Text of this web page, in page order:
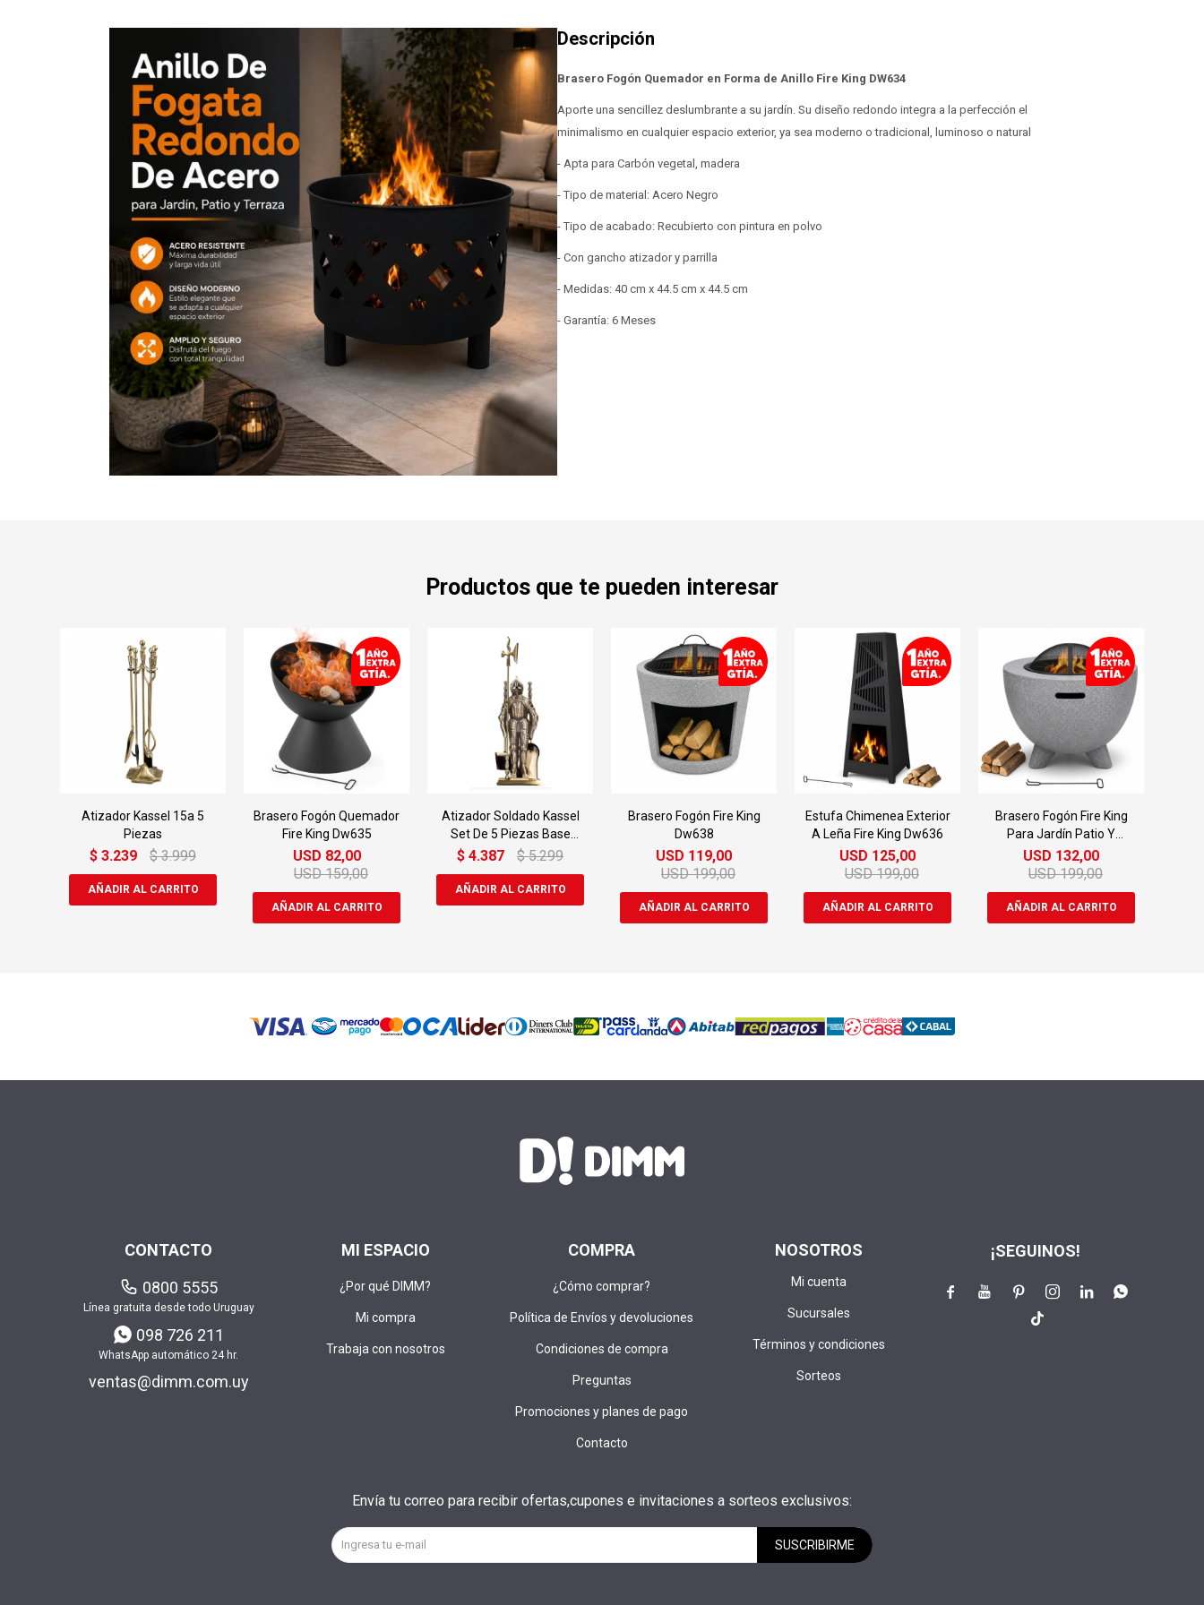
Brasero Fogón Quemador en Forma de Anillo Fire King DW634
Aporte una sencillez deslumbrante a su jardín. Su diseño redondo integra a la perfección el
minimalismo en cualquier espacio exterior, ya sea moderno o tradicional, luminoso o natural
- Apta para Carbón vegetal, madera
- Tipo de material: Acero Negro
- Tipo de acabado: Recubierto con pintura en polvo
- Con gancho atizador y parrilla
- Medidas: 40 cm x 44.5 cm x 44.5 cm
- Garantía: 6 Meses
Productos que te pueden interesar
Atizador Kassel 15a 5
Piezas
$ 3.239 $ 3.999
Brasero Fogón Quemador
Fire King Dw635
USD 82,00
USD 159,00
Atizador Soldado Kassel
Set De 5 Piezas Base
Cuadrada Ag212
$ 4.387 $ 5.299
Brasero Fogón Fire King
Dw638
USD 119,00
USD 199,00
Estufa Chimenea Exterior
A Leña Fire King Dw636
USD 125,00
USD 199,00
Brasero Fogón Fire King
Para Jardín Patio Y
Terraza Dw640
USD 132,00
USD 199,00
MI ESPACIO
¿Por qué DIMM?
Mi compra
Trabaja con nosotros
COMPRA
¿Cómo comprar?
Política de Envíos y devoluciones
Condiciones de compra
Preguntas
Promociones y planes de pago
Contacto
NOSOTROS
Mi cuenta
Sucursales
Términos y condiciones
Sorteos
CONTACTO
0800 5555
Línea gratuita desde todo Uruguay
098 726 211
WhatsApp automático 24 hr.
ventas@dimm.com.uy
Envía tu correo para recibir ofertas,cupones e invitaciones a sorteos exclusivos:
SUSCRIBIRME
¡SEGUINOS!
    

